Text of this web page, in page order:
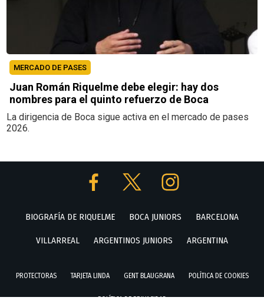
MERCADO DE PASES
Juan Román Riquelme debe elegir: hay dos
nombres para el quinto refuerzo de Boca
La dirigencia de Boca sigue activa en el mercado de pases
2026.
BIOGRAFÍA DE RIQUELME BOCA JUNIORS BARCELONA
VILLARREAL ARGENTINOS JUNIORS ARGENTINA
PROTECTORAS TARJETA LINDA GENT BLAUGRANA POLÍTICA DE COOKIES
POLÍTICA DE PRIVACIDAD